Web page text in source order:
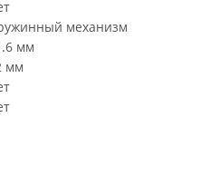
механизм
мм
мм